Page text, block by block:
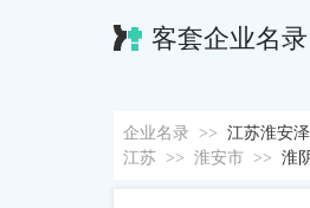
客套企业名录
企业名录 >> 江苏淮安
江苏 >> 淮安市 >> 淮